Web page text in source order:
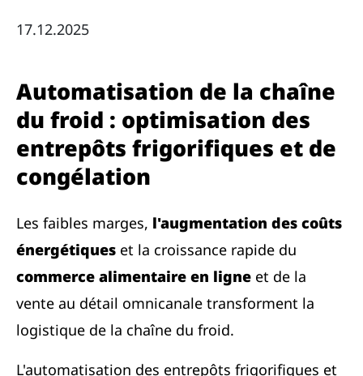
17.12.2025
Automatisation de la chaîne
du froid : optimisation des
entrepôts frigorifiques et de
congélation
Les faibles marges, l'augmentation des coûts
énergétiques et la croissance rapide du
commerce alimentaire en ligne et de la
vente au détail omnicanale transforment la
logistique de la chaîne du froid.
L'automatisation des entrepôts frigorifiques et